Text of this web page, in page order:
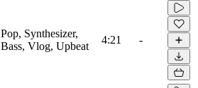
Pop, Synthesizer,
Bass, Vlog, Upbeat
4:21 -